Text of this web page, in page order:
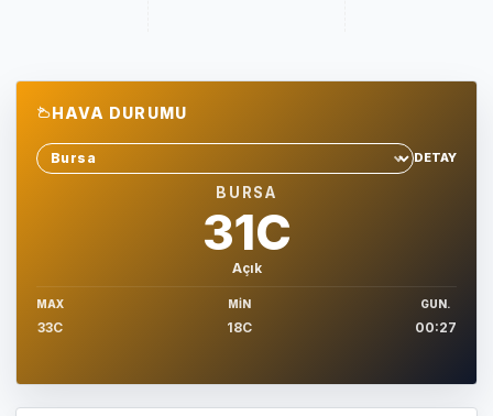
HAVA DURUMU
Sehir sec
DETAY
BURSA
31C
Açık
MAX
33C
MIN
18C
GUN.
00:27